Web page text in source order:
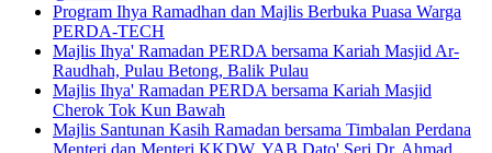
Program Ihya Ramadhan dan Majlis Berbuka Puasa Warga
PERDA-TECH
Majlis Ihya' Ramadan PERDA bersama Kariah Masjid Ar-
Raudhah, Pulau Betong, Balik Pulau
Majlis Ihya' Ramadan PERDA bersama Kariah Masjid
Cherok Tok Kun Bawah
Majlis Santunan Kasih Ramadan bersama Timbalan Perdana
Menteri dan Menteri KKDW, YAB Dato' Seri Dr. Ahmad